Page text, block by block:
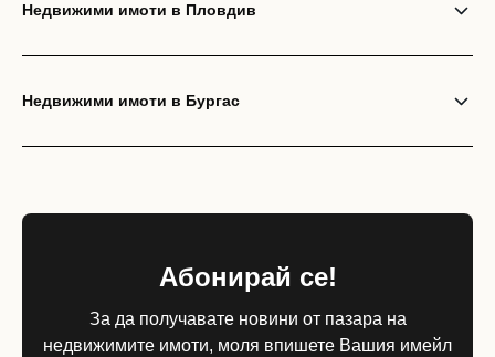
Недвижими имоти в Пловдив
Недвижими имоти в Бургас
Абонирай се!
За да получавате новини от пазара на
недвижимите имоти, моля впишете Вашия имейл